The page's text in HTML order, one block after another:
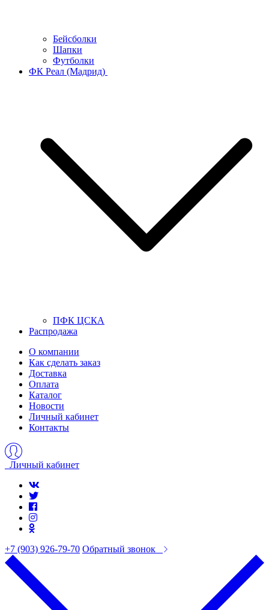
Бейсболки
Шапки
Футболки
ФК Реал (Мадрид)
ПФК ЦСКА
Распродажа
О компании
Как сделать заказ
Доставка
Оплата
Каталог
Новости
Личный кабинет
Контакты
Личный кабинет
+7 (903) 926-79-70 Обратный звонок